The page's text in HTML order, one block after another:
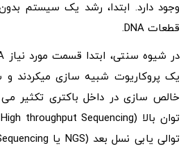
وجود دارد. ابتدا، رشد یک سیستم
قطعات DNA.
یک پروکاریوت شبیه سازی میکردند
خالص سازی در داخل باکتری تکثیر می